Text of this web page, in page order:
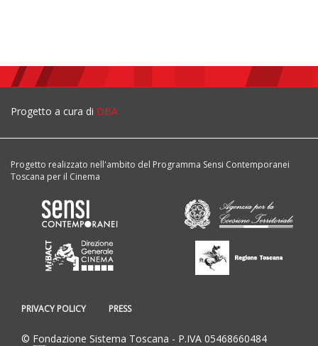
Progetto a cura di DBA
Progetto realizzato nell'ambito del Programma Sensi Contemporanei
Toscana per il Cinema
PRIVACY POLICY PRESS
© Fondazione Sistema Toscana - P.IVA 05468660484